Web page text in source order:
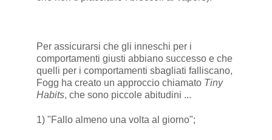
Per assicurarsi che gli inneschi per i
comportamenti giusti abbiano successo e che
quelli per i comportamenti sbagliati falliscano,
Fogg ha creato un approccio chiamato Tiny
Habits, che sono piccole abitudini ...
1) "Fallo almeno una volta al giorno";